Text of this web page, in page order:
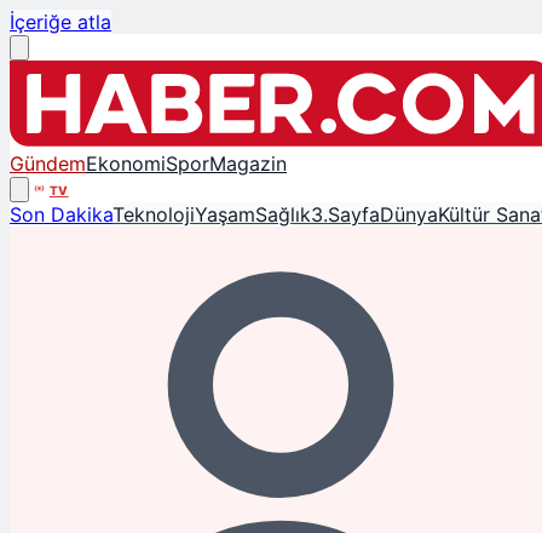
İçeriğe atla
GündemEkonomiSporMagazin
TV
Son DakikaTeknolojiYaşamSağlık3.SayfaDünyaKültür